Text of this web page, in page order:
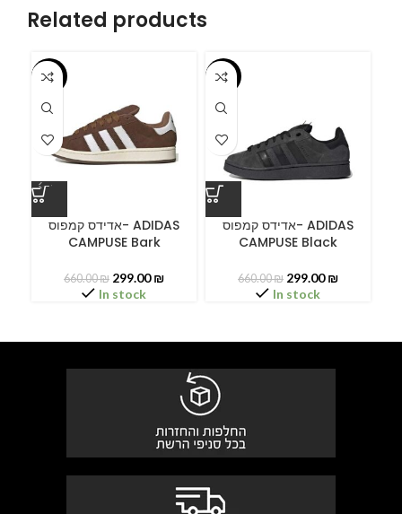
Related products
-55%
אדידס קמפוס- ADIDAS
CAMPUSE Bark
660.00₪ 299.00₪
In stock
-55%
אדידס קמפוס- ADIDAS
CAMPUSE Black
660.00₪ 299.00₪
In stock